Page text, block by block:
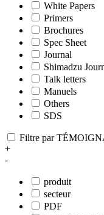
White Papers
Primers
Brochures
Spec Sheet
Journal
Shimadzu
Talk letters
Manuels
Others
SDS
Filtre par
+
-
produit
secteur
PDF